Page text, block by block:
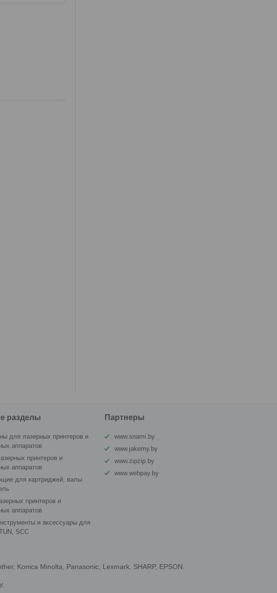
разделы
для лазерных принтеров и
аппаратов
принтеров и
аппаратов
для картриджей, валы
принтеров и
аппаратов
и аксессуары для
SCC
Партнеры
www.snami.by
www.jakemy.by
www.zipzip.by
www.webpay.by
Konica Minolta, Panasonic, Lexmark, SHARP, EPSON.